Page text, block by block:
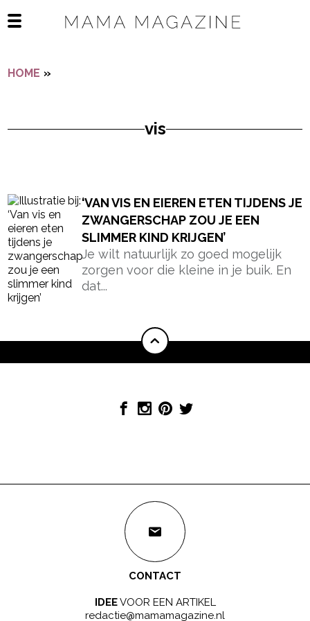
Open het mobiele menu
HOME »
vis
‘VAN VIS EN EIEREN ETEN TIJDENS JE
ZWANGERSCHAP ZOU JE EEN
SLIMMER KIND KRIJGEN’
Je wilt natuurlijk zo goed mogelijk
zorgen voor die kleine in je buik. En
dat...
CONTACT
IDEEVOOR EEN ARTIKEL
redactie@mamamagazine.nl